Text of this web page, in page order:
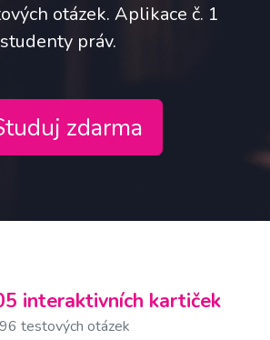
otázek. Aplikace č. 1
práv.
interaktivních kartiček
testových otázek